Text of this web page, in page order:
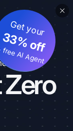
Get your
33% off
AI Agent